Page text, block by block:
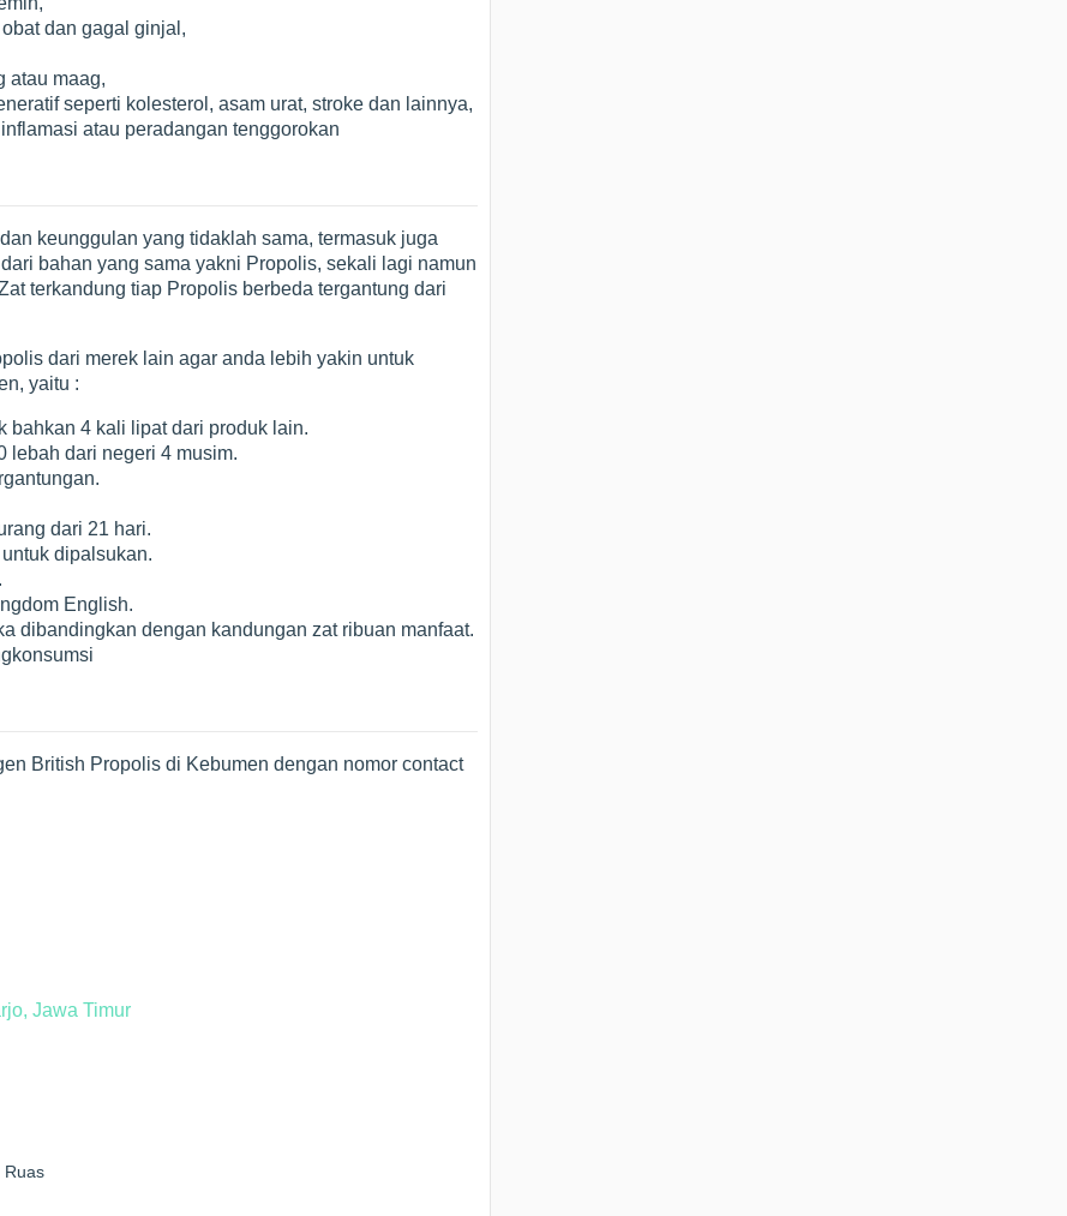
dan gagal ginjal,
atau maag,
seperti kolesterol, asam urat, stroke dan lainnya,
atau peradangan tenggorokan
keunggulan yang tidaklah sama, termasuk juga
bahan yang sama yakni Propolis, sekali lagi namun
terkandung tiap Propolis berbeda tergantung dari
dari merek lain agar anda lebih yakin untuk
yaitu :
bahkan 4 kali lipat dari produk lain.
lebah dari negeri 4 musim.
dari 21 hari.
dipalsukan.
English.
dibandingkan dengan kandungan zat ribuan manfaat.
British Propolis di Kebumen dengan nomor contact
Jawa Timur
Ruas